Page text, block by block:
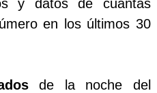
y datos de cuantas
en los últimos 30
de la noche del